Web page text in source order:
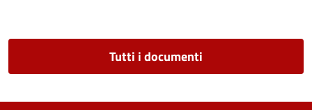
Tutti i documenti